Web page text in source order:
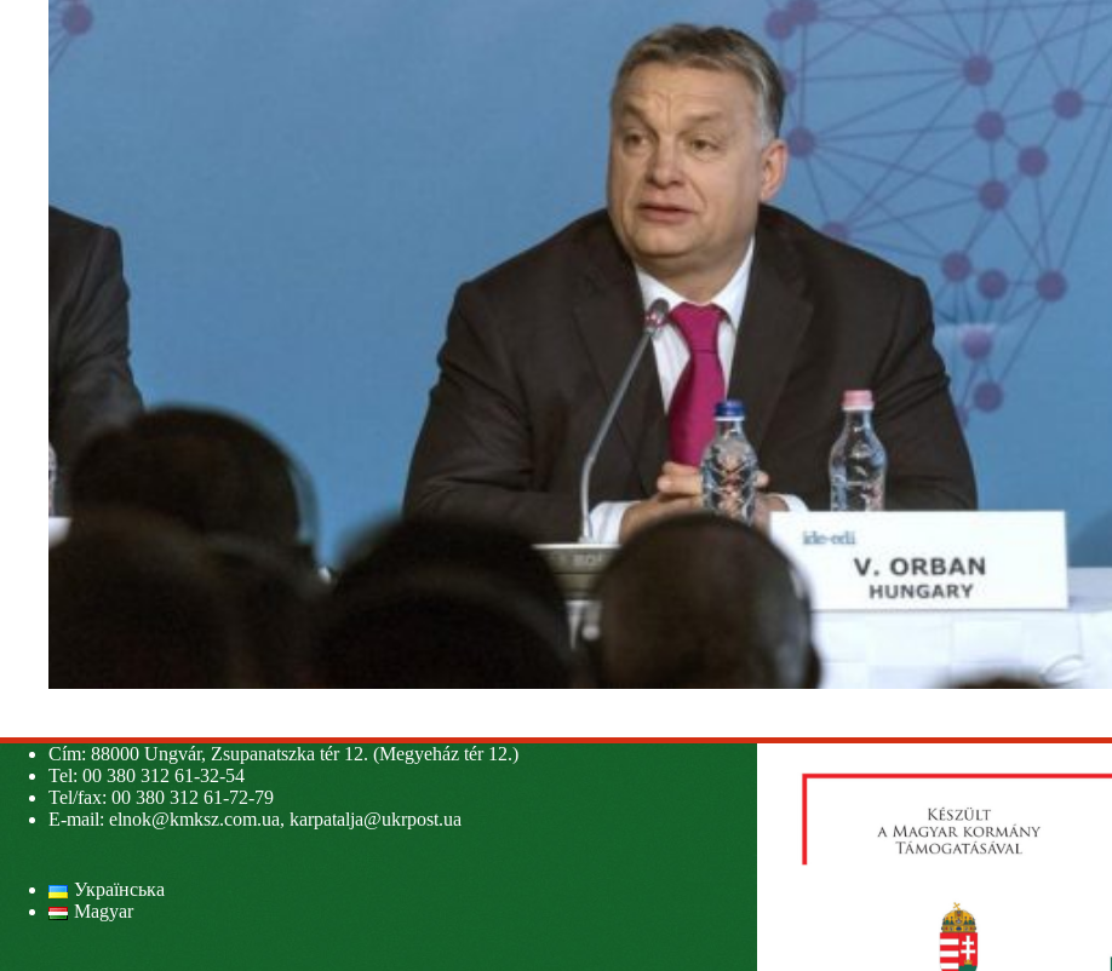
Cím: 88000 Ungvár, Zsupanatszka tér 12. (Megyeház tér 12.)
Tel: 00 380 312 61-32-54
Tel/fax: 00 380 312 61-72-79
E-mail: elnok@kmksz.com.ua, karpatalja@ukrpost.ua
Українська
Magyar